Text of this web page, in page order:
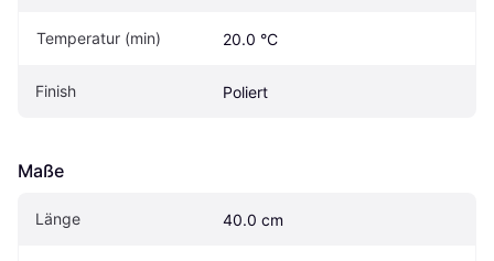
Temperatur (min) 20.0 °C
Finish Poliert
Maße
Länge 40.0 cm